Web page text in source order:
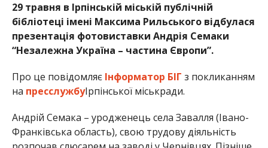
29 травня в Ірпінській міській публічній
бібліотеці імені Максима Рильського відбулася
презентація фотовиставки Андрія Семаки
“Незалежна Україна – частина Європи”.
Про це повідомляє Інформатор БІГ з покликанням
на пресслужбуІрпінської міськради.
Андрій Семака – уродженець села Завалля (Івано-
Франківська область), свою трудову діяльність